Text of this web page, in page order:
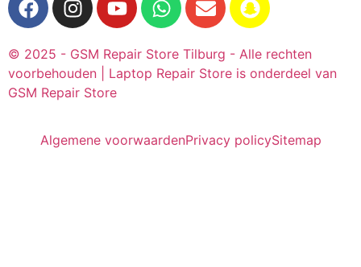
© 2025 - GSM Repair Store Tilburg - Alle rechten
voorbehouden | Laptop Repair Store is onderdeel van
GSM Repair Store
Algemene voorwaardenPrivacy policySitemap